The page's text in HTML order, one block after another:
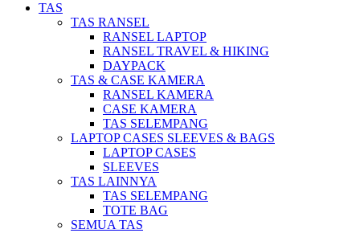
TAS
TAS RANSEL
RANSEL LAPTOP
RANSEL TRAVEL & HIKING
DAYPACK
TAS & CASE KAMERA
RANSEL KAMERA
CASE KAMERA
TAS SELEMPANG
LAPTOP CASES SLEEVES & BAGS
LAPTOP CASES
SLEEVES
TAS LAINNYA
TAS SELEMPANG
TOTE BAG
SEMUA TAS